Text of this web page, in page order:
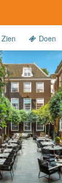
Zien Doen